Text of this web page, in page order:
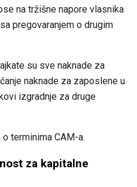
na tržišne napore vlasnika
pregovaranjem o drugim
su sve naknade za
naknade za zaposlene u
izgradnje za druge
terminima CAM-a.
za kapitalne